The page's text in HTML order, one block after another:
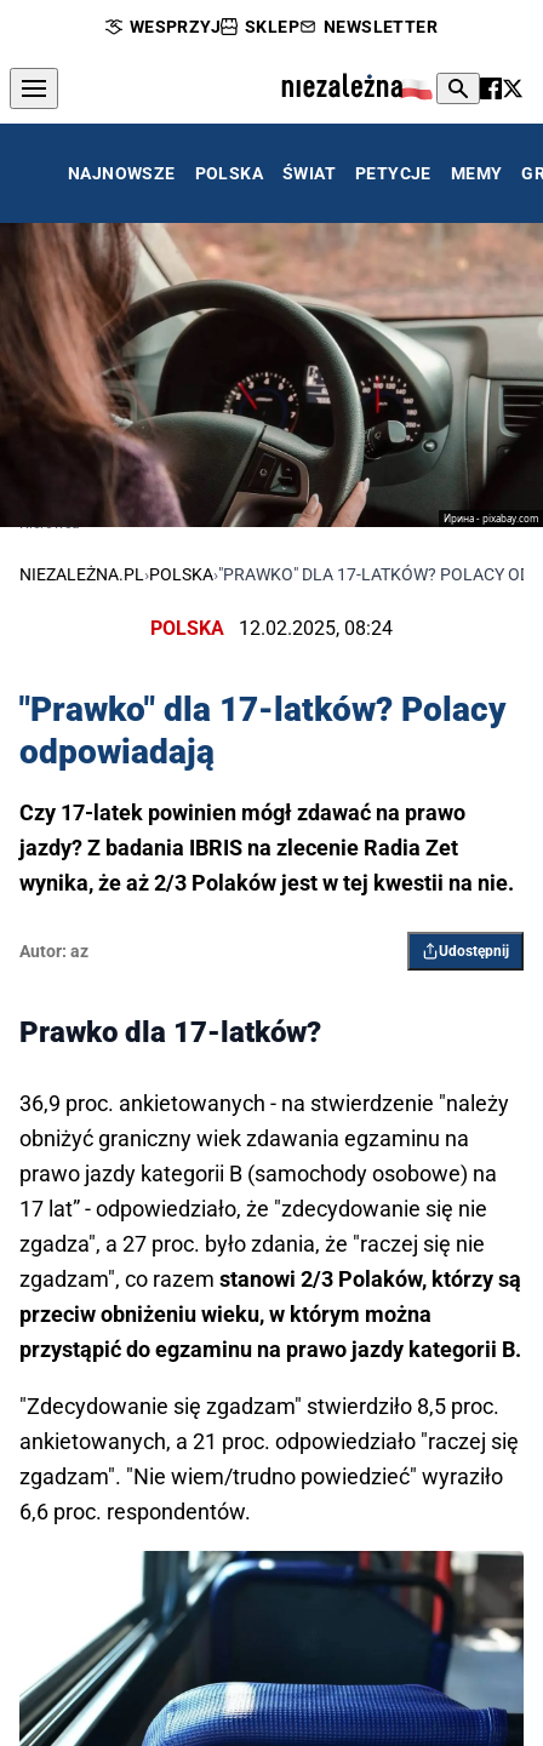
WESPRZYJ SKLEP NEWSLETTER
NAJNOWSZE POLSKA ŚWIAT PETYCJE MEMY
Ирина - pixabay.com
Kierowca
NIEZALEŻNA.PL ›POLSKA›"PRAWKO" DLA 17-LATKÓW? POLACY
POLSKA 12.02.2025, 08:24
"Prawko" dla 17-latków? Polacy
odpowiadają
Czy 17-latek powinien mógł zdawać na prawo
jazdy? Z badania IBRIS na zlecenie Radia Zet
wynika, że aż 2/3 Polaków jest w tej kwestii na nie.
Autor: az Udostępnij
Prawko dla 17-latków?
36,9 proc. ankietowanych - na stwierdzenie "należy
obniżyć graniczny wiek zdawania egzaminu na
prawo jazdy kategorii B (samochody osobowe) na
17 lat” - odpowiedziało, że "zdecydowanie się nie
zgadza", a 27 proc. było zdania, że "raczej się nie
zgadzam", co razem stanowi 2/3 Polaków, którzy są
przeciw obniżeniu wieku, w którym można
przystąpić do egzaminu na prawo jazdy kategorii B.
"Zdecydowanie się zgadzam" stwierdziło 8,5 proc.
ankietowanych, a 21 proc. odpowiedziało "raczej się
zgadzam". "Nie wiem/trudno powiedzieć" wyraziło
6,6 proc. respondentów.